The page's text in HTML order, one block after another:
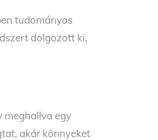
tudományos
dolgozott ki,
meghallva egy
akár könnyeket